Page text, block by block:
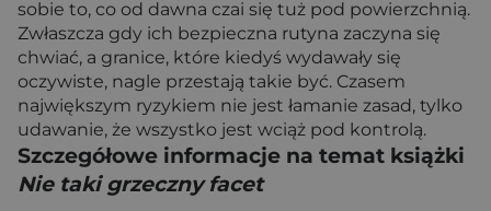
sobie to, co od dawna czai się tuż pod powierzchnią.
Zwłaszcza gdy ich bezpieczna rutyna zaczyna się
chwiać, a granice, które kiedyś wydawały się
oczywiste, nagle przestają takie być. Czasem
największym ryzykiem nie jest łamanie zasad, tylko
udawanie, że wszystko jest wciąż pod kontrolą.
Szczegółowe informacje na temat książki
Nie taki grzeczny facet